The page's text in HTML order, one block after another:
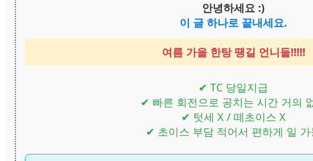
안녕하세요 :)
이 글 하나로 끝내세요.
여름 가을 한탕 땡길 언니들!!!!!
✔ TC 당일지급
✔ 빠른 회전으로 공치는 시간 거의
✔ 텃세 X / 떼초이스 X
✔ 초이스 부담 적어서 편하게 일 가